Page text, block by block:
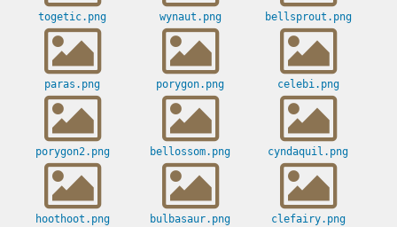
togetic.png wynaut.png bellsprout.png
paras.png porygon.png celebi.png
porygon2.png bellossom.png cyndaquil.png
hoothoot.png bulbasaur.png clefairy.png